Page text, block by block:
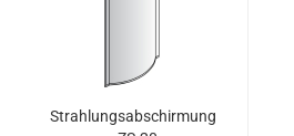
Strahlungsabschirmung